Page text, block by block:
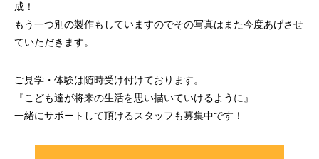
成！
もう一つ別の製作もしていますのでその写真はまた今度あげさせ
ていただきます。
ご見学・体験は随時受け付けております。
『こども達が将来の生活を思い描いていけるように』
一緒にサポートして頂けるスタッフも募集中です！